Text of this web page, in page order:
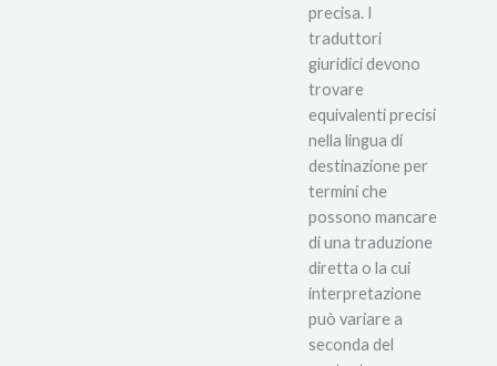
precisa. I
traduttori
giuridici devono
trovare
equivalenti precisi
nella lingua di
destinazione per
termini che
possono mancare
di una traduzione
diretta o la cui
interpretazione
può variare a
seconda del